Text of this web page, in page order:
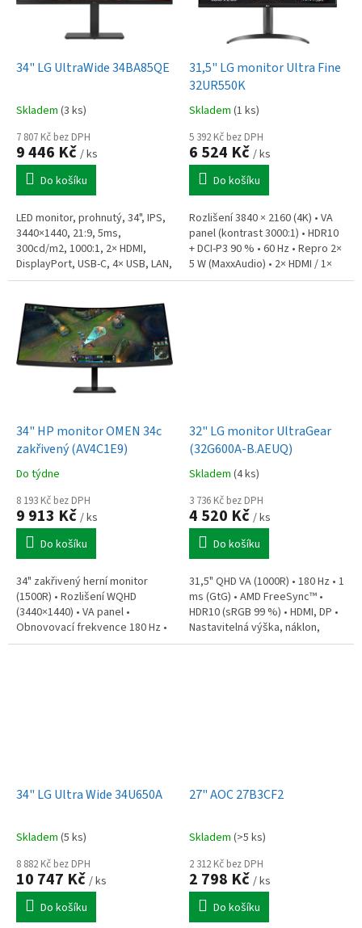
34" LG UltraWide 34BA85QE
Skladem (3 ks)
7 807 Kč bez DPH
9 446 Kč / ks
Do košíku
LED monitor, prohnutý, 34", IPS,
3440×1440, 21:9, 5ms,
300cd/m2, 1000:1, 2× HDMI,
DisplayPort, USB-C, 4× USB, LAN,
KVM, repro, en. tř. F
31,5" LG monitor Ultra Fine
32UR550K
Skladem (1 ks)
5 392 Kč bez DPH
6 524 Kč / ks
Do košíku
Rozlišení 3840 × 2160 (4K) • VA
panel (kontrast 3000:1) • HDR10
+ DCI-P3 90 % • 60 Hz • Repro 2×
5 W (MaxxAudio) • 2× HDMI / 1×
DP • Pivot (90°) • Nastavitelná
34" HP monitor OMEN 34c
zakřivený (AV4C1E9)
Do týdne
8 193 Kč bez DPH
9 913 Kč / ks
Do košíku
34" zakřivený herní monitor
(1500R) • Rozlišení WQHD
(3440×1440) • VA panel •
Obnovovací frekvence 180 Hz •
Odezva 1 ms MPRT • AMD
32" LG monitor UltraGear
(32G600A-B.AEUQ)
Skladem (4 ks)
3 736 Kč bez DPH
4 520 Kč / ks
Do košíku
31,5" QHD VA (1000R) • 180 Hz • 1
ms (GtG) • AMD FreeSync™ •
HDR10 (sRGB 99 %) • HDMI, DP •
Nastavitelná výška, náklon,
swivel • VESA 100×100 • Balení:
34" LG Ultra Wide 34U650A
Skladem (5 ks)
8 882 Kč bez DPH
10 747 Kč / ks
Do košíku
27" AOC 27B3CF2
Skladem (>5 ks)
2 312 Kč bez DPH
2 798 Kč / ks
Do košíku